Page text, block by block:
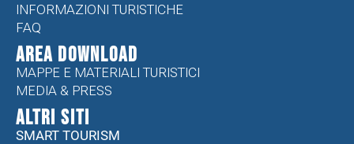
INFORMAZIONI TURISTICHE
FAQ
Area Download
MAPPE E MATERIALI TURISTICI
MEDIA & PRESS
ALTRI SITI
SMART TOURISM